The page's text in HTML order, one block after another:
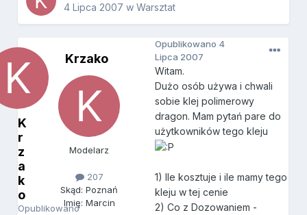
4 Lipca 2007 wWarsztat
K
r
z
a
k
o
Opublikowano
Krzako
Modelarz
207
Skąd: Poznań
Imię: Marcin
Opublikowano 4
Lipca 2007
Witam.
Dużo osób używa i chwali
sobie klej polimerowy
dragon. Mam pytań pare do
użytkowników tego kleju
1) Ile kosztuje i ile mamy tego
kleju w tej cenie
2) Co z Dozowaniem -